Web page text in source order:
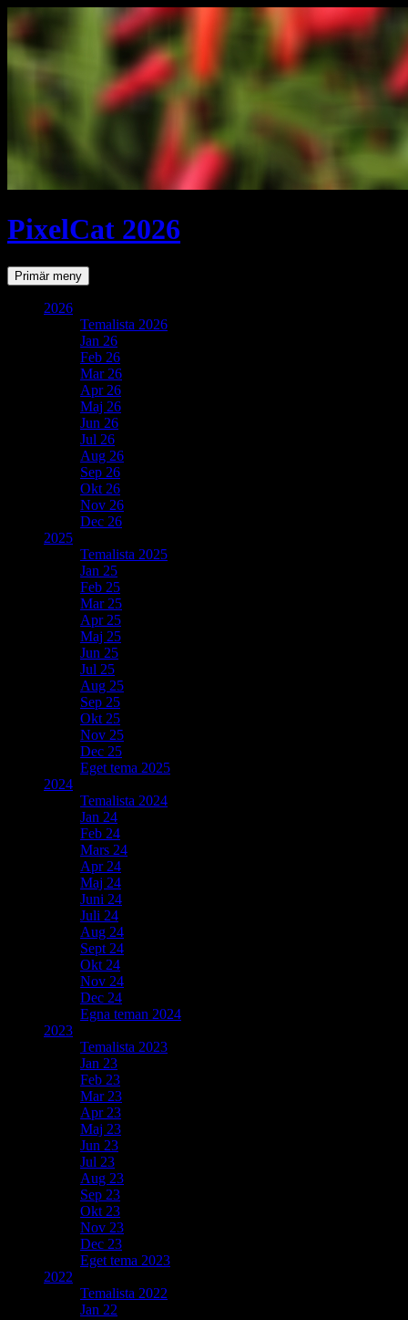
PixelCat 2026
SökPrimär meny Gå
till
2026
Temalista 2026
Jan 26
Feb 26
Mar 26
Apr 26
Maj 26
Jun 26
Jul 26
Aug 26
Sep 26
Okt 26
Nov 26
Dec 26
2025
Temalista 2025
Jan 25
Feb 25
Mar 25
Apr 25
Maj 25
Jun 25
Jul 25
Aug 25
Sep 25
Okt 25
Nov 25
Dec 25
Eget tema 2025
2024
Temalista 2024
Jan 24
Feb 24
Mars 24
Apr 24
Maj 24
Juni 24
Juli 24
Aug 24
Sept 24
Okt 24
Nov 24
Dec 24
Egna teman 2024
2023
Temalista 2023
Jan 23
Feb 23
Mar 23
Apr 23
Maj 23
Jun 23
Jul 23
Aug 23
Sep 23
Okt 23
Nov 23
Dec 23
Eget tema 2023
2022
Temalista 2022
Jan 22